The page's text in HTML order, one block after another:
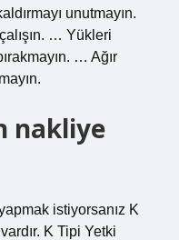
unutmayın.
… Yükleri
… Ağır
nakliye
istiyorsanız K
K Tipi Yetki